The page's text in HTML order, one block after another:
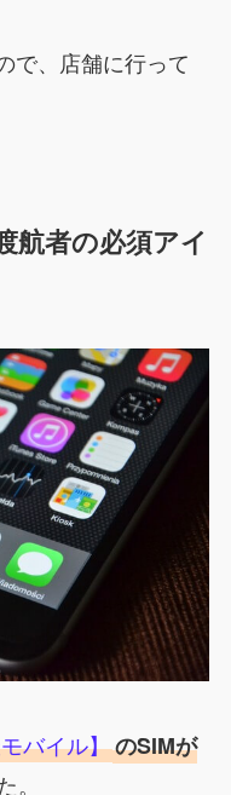
で、店舗に行って
航者の必須アイ
バイル】のSIMが